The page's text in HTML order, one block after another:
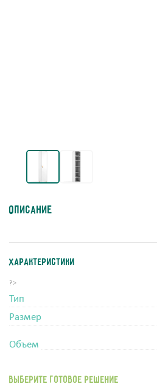
Описание
Характеристики
?>
Тип
Размер
Объем
Выберите готовое решение